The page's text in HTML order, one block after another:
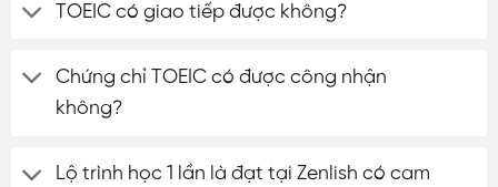
TOEIC có giao tiếp được không?
Chứng chỉ TOEIC có được công nhận
không?
Lộ trình học 1 lần là đạt tại Zenlish có cam